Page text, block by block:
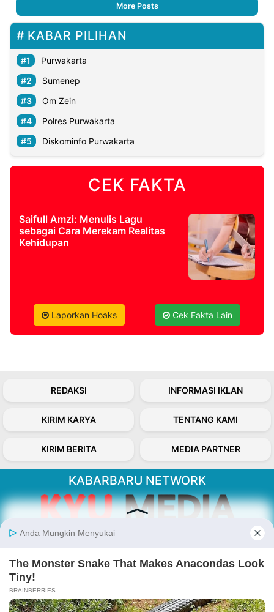
More Posts
KABAR PILIHAN
Purwakarta
Sumenep
Om Zein
Polres Purwakarta
Diskominfo Purwakarta
CEK FAKTA
Saifull Amzi: Menulis Lagu
sebagai Cara Merekam Realitas
Kehidupan
Laporkan Hoaks Cek Fakta Lain
REDAKSI INFORMASI IKLAN
KIRIM KARYA TENTANG KAMI
KIRIM BERITA MEDIA PARTNER
KABARBARU NETWORK